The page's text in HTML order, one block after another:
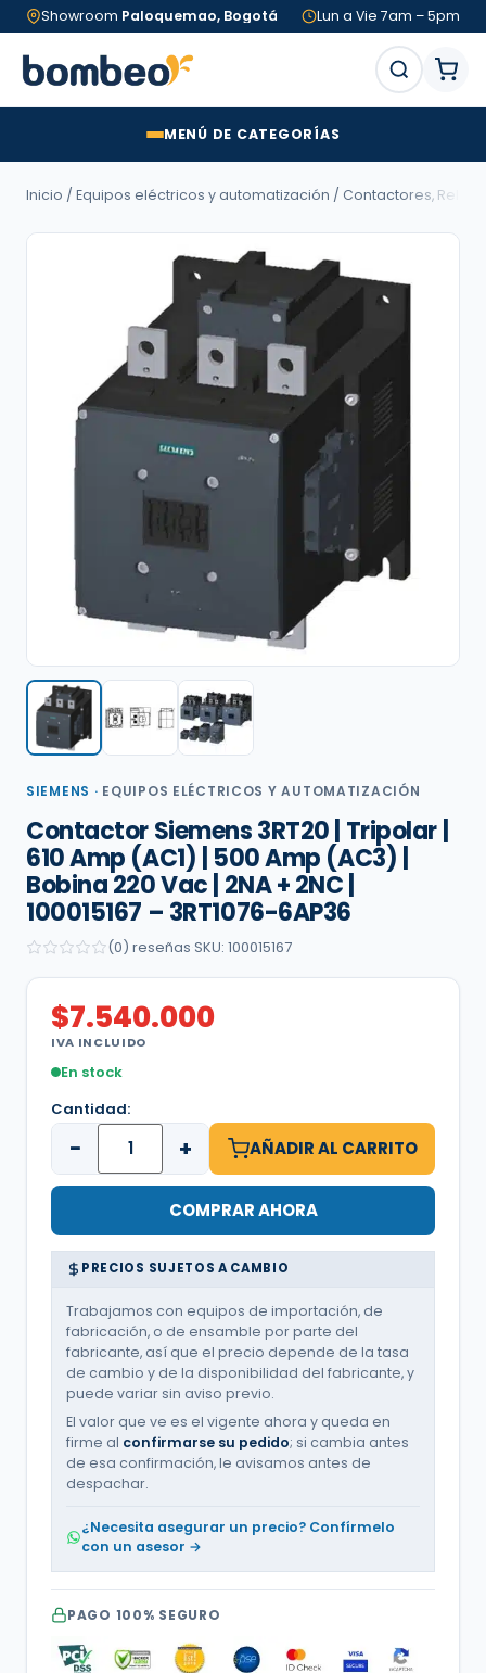
Showroom Paloquemao, Bogotá Lun a Vie 7am – 5pm
MENÚ DE CATEGORÍAS
Inicio / Equipos eléctricos y automatización / Contactores, Relés
SIEMENS · EQUIPOS ELÉCTRICOS Y AUTOMATIZACIÓN
Contactor Siemens 3RT20 | Tripolar |
610 Amp (AC1) | 500 Amp (AC3) |
Bobina 220 Vac | 2NA + 2NC |
100015167 – 3RT1076-6AP36
(0) reseñas SKU: 100015167
$7.540.000
IVA INCLUIDO
En stock
Cantidad:
− + AÑADIR AL CARRITO
COMPRAR AHORA
PRECIOS SUJETOS A CAMBIO
Trabajamos con equipos de importación, de
fabricación, o de ensamble por parte del
fabricante, así que el precio depende de la tasa
de cambio y de la disponibilidad del fabricante, y
puede variar sin aviso previo.
El valor que ve es el vigente ahora y queda en
firme al confirmarse su pedido; si cambia antes
de esa confirmación, le avisamos antes de
despachar.
¿Necesita asegurar un precio? Confírmelo
con un asesor →
PAGO 100% SEGURO